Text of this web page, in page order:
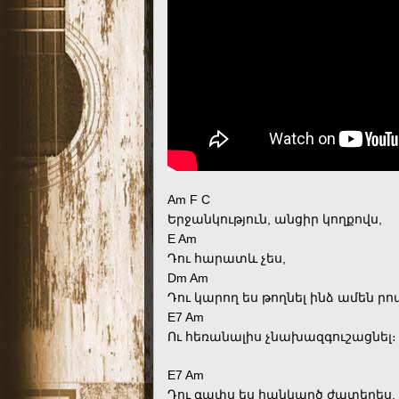
Am F C
Երջանկություն, անցիր կողքովս,
E Am
Դու հարատև չես,
Dm Am
Դու կարող ես թողնել ինձ ամեն
E7 Am
Ու հեռանալիս չնախազգուշացնել։
E7 Am
Դու գափս ես հանկարծ ժպտերես,